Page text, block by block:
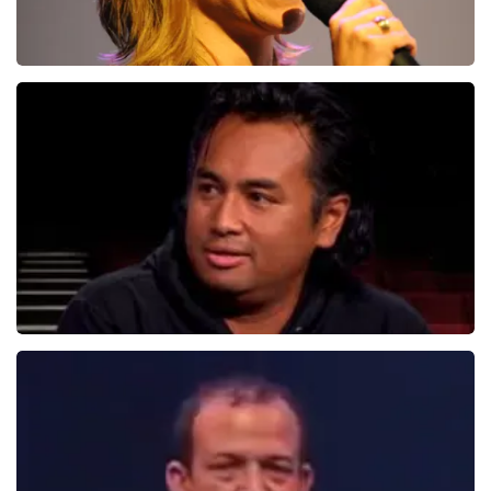
reviews
878+reviews